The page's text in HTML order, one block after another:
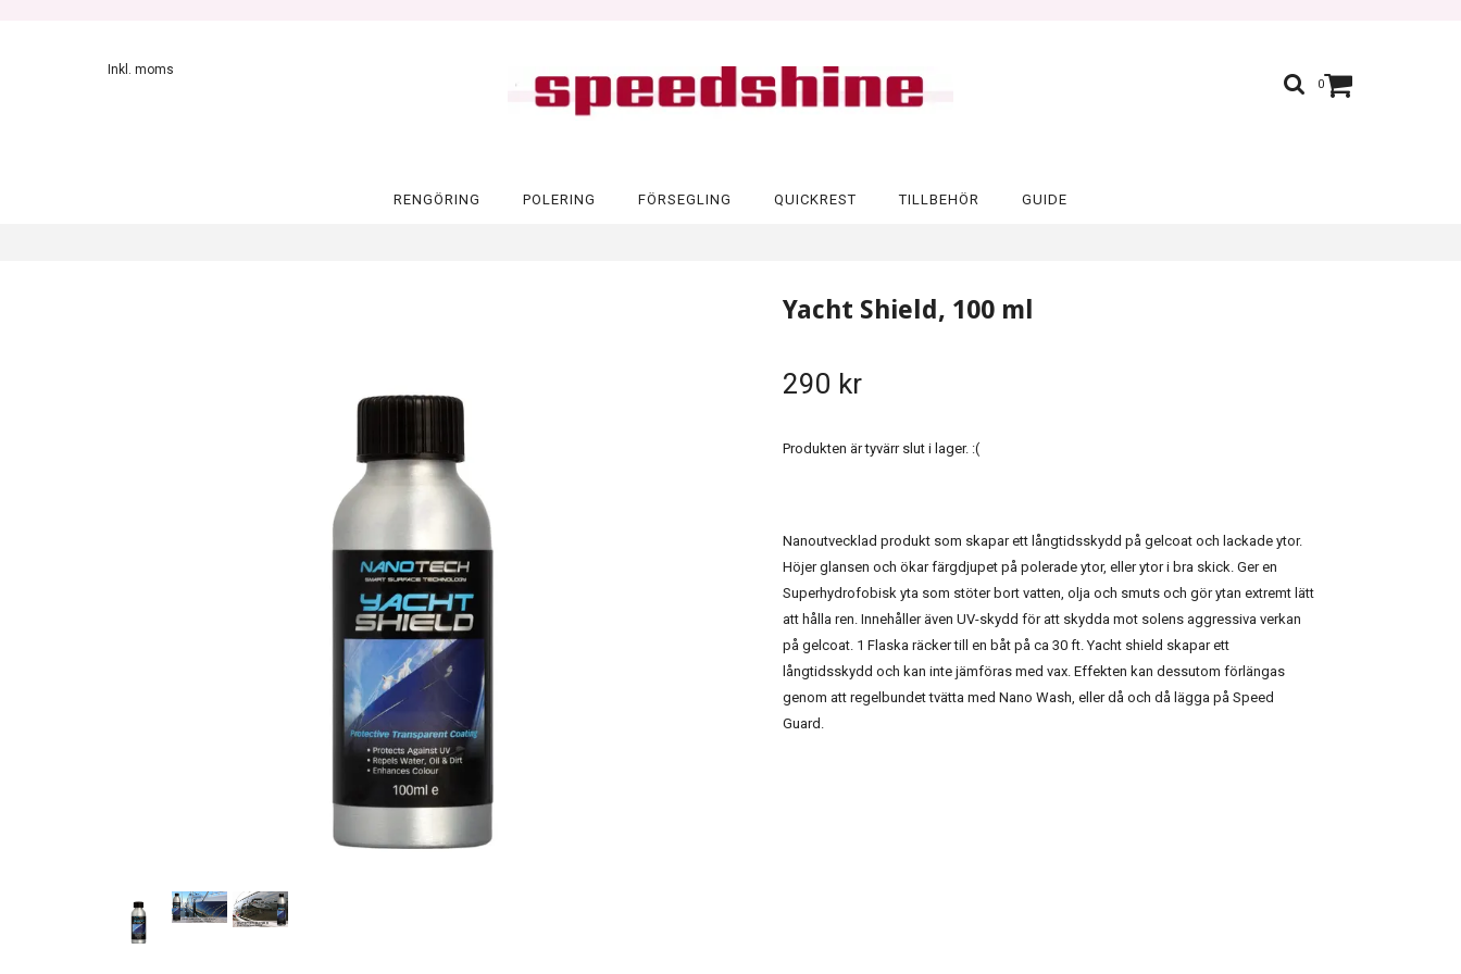
0
Inkl. moms
RENGÖRING POLERING FÖRSEGLING QUICKREST TILLBEHÖR GUIDE
Yacht Shield, 100 ml
290 kr
Produkten är tyvärr slut i lager. :(
Nanoutvecklad produkt som skapar ett långtidsskydd på gelcoat och lackade ytor.
Höjer glansen och ökar färgdjupet på polerade ytor, eller ytor i bra skick. Ger en
Superhydrofobisk yta som stöter bort vatten, olja och smuts och gör ytan extremt lätt
att hålla ren. Innehåller även UV-skydd för att skydda mot solens aggressiva verkan
på gelcoat. 1 Flaska räcker till en båt på ca 30 ft. Yacht shield skapar ett
långtidsskydd och kan inte jämföras med vax. Effekten kan dessutom förlängas
genom att regelbundet tvätta med Nano Wash, eller då och då lägga på Speed
Guard.